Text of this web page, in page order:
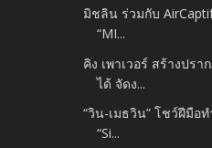
มิชลิน ร่วมกับ
“MI...
คิง เพาเวอร์ สร้างปร
ได้ จัดง...
“วิน-เมธวิน” โชว์ฝีมือ
“Si...